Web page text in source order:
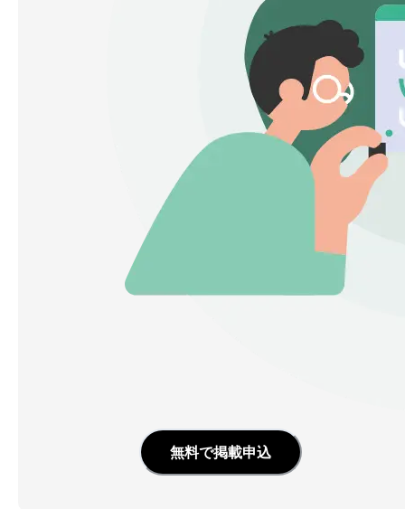
無料で掲載申込